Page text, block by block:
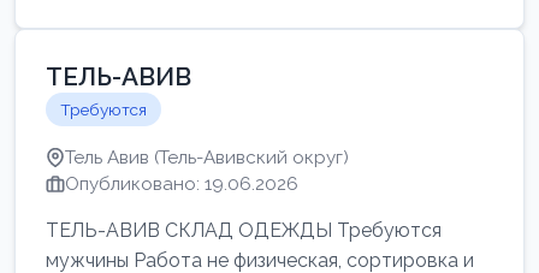
ТЕЛЬ-АВИВ
Требуются
Тель Авив (Тель-Авивский округ)
Опубликовано: 19.06.2026
ТЕЛЬ-АВИВ СКЛАД ОДЕЖДЫ Требуются
мужчины Работа не физическая, сортировка и